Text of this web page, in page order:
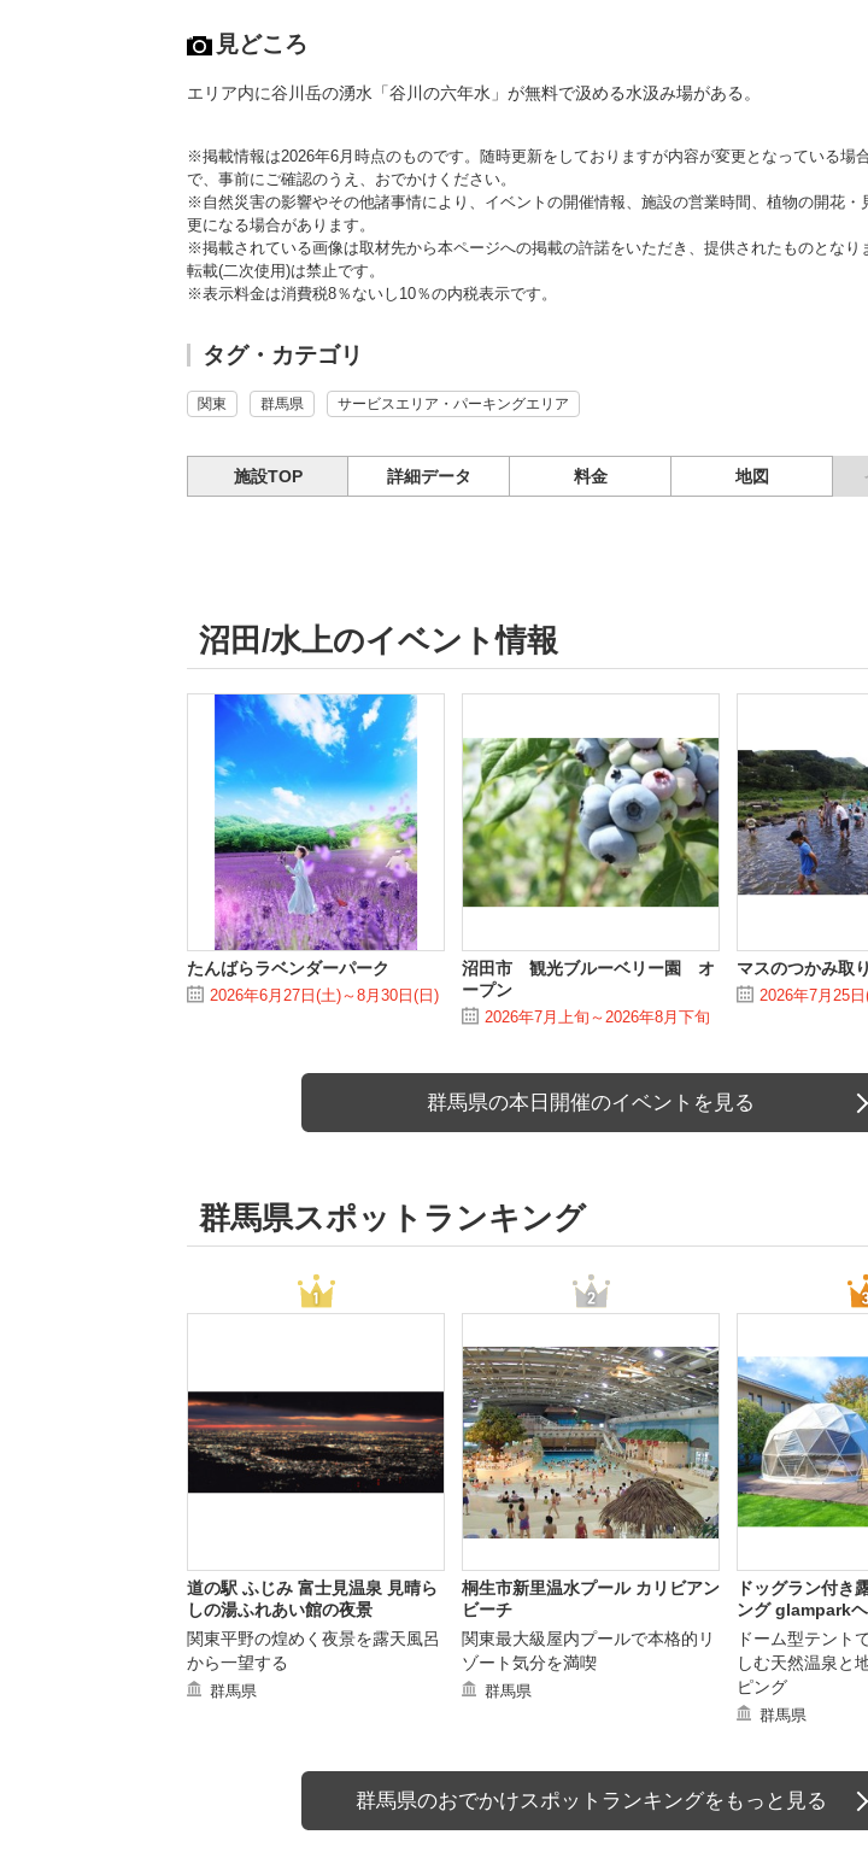
見どころ
エリア内に谷川岳の湧水「谷川の六年水」が無料で汲める水汲み場がある。
※掲載情報は2026年6月時点のものです。随時更新をしておりますが内容が変更となっている場
で、事前にご確認のうえ、おでかけください。
※自然災害の影響やその他諸事情により、イベントの開催情報、施設の営業時間、植物の開花・
更になる場合があります。
※掲載されている画像は取材先から本ページへの掲載の許諾をいただき、提供されたものとなり
転載(二次使用)は禁止です。
※表示料金は消費税8％ないし10％の内税表示です。
タグ・カテゴリ
関東 群馬県 サービスエリア・パーキングエリア
施設TOP 詳細データ 料金 地図
沼田/水上のイベント情報
たんばらラベンダーパーク
2026年6月27日(土)～8月30日(日)
沼田市 観光ブルーベリー園 オ
ープン
2026年7月上旬～2026年8月下旬
マスのつかみ取り
2026年7月25
群馬県の本日開催のイベントを見る
群馬県スポットランキング
道の駅 ふじみ 富士見温泉 見晴ら
しの湯ふれあい館の夜景
関東平野の煌めく夜景を露天風呂
から一望する
群馬県
桐生市新里温水プール カリビアン
ビーチ
関東最大級屋内プールで本格的リ
ゾート気分を満喫
群馬県
ドッグラン付き
ング glampark
ドーム型テント
しむ天然温泉と
ピング
群馬県
群馬県のおでかけスポットランキングをもっと見る